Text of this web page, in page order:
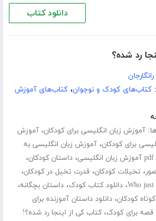
دانلود کتاب
رد شده؟
رانگارجان
کتاب‌های کودک و نوجوان،کتاب‌های آموزش
آموزش زبان انگلیسی برای کودکان،آموزش
برای کودکان،آموزش زبان انگلیسی به
pdf آموزش زبان انگلیسی ،داستان کودکان،
، تخیلات کودکان، قدرت تخیل در کودکان،
Who just،دانلود کتاب کودک،داستان بچگانه،
کودکان،دانلود داستان آموزنده برای
قصه برای کودک،کتاب کی از اینجا رد شده؟!